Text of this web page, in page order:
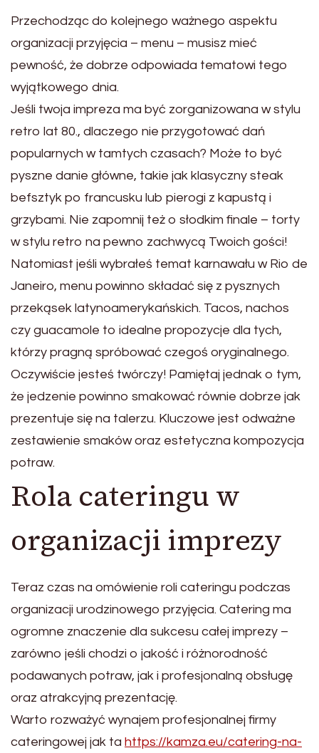
Przechodząc do kolejnego ważnego aspektu
organizacji przyjęcia – menu – musisz mieć
pewność, że dobrze odpowiada tematowi tego
wyjątkowego dnia.
Jeśli twoja impreza ma być zorganizowana w stylu
retro lat 80., dlaczego nie przygotować dań
popularnych w tamtych czasach? Może to być
pyszne danie główne, takie jak klasyczny steak
befsztyk po francusku lub pierogi z kapustą i
grzybami. Nie zapomnij też o słodkim finale – torty
w stylu retro na pewno zachwycą Twoich gości!
Natomiast jeśli wybrałeś temat karnawału w Rio de
Janeiro, menu powinno składać się z pysznych
przekąsek latynoamerykańskich. Tacos, nachos
czy guacamole to idealne propozycje dla tych,
którzy pragną spróbować czegoś oryginalnego.
Oczywiście jesteś twórczy! Pamiętaj jednak o tym,
że jedzenie powinno smakować równie dobrze jak
prezentuje się na talerzu. Kluczowe jest odważne
zestawienie smaków oraz estetyczna kompozycja
potraw.
Rola cateringu w
organizacji imprezy
Teraz czas na omówienie roli cateringu podczas
organizacji urodzinowego przyjęcia. Catering ma
ogromne znaczenie dla sukcesu całej imprezy –
zarówno jeśli chodzi o jakość i różnorodność
podawanych potraw, jak i profesjonalną obsługę
oraz atrakcyjną prezentację.
Warto rozważyć wynajem profesjonalnej firmy
cateringowej jak ta https://kamza.eu/catering-na-